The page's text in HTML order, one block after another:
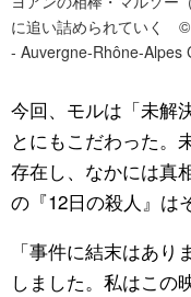
に追い詰められていく ©
- Auvergne-Rhône-Alpes
今回、モルは「未解
とにもこだわった。
存在し、なかには真
の『12日の殺人』は
「事件に結末はあ
しました。私はこの